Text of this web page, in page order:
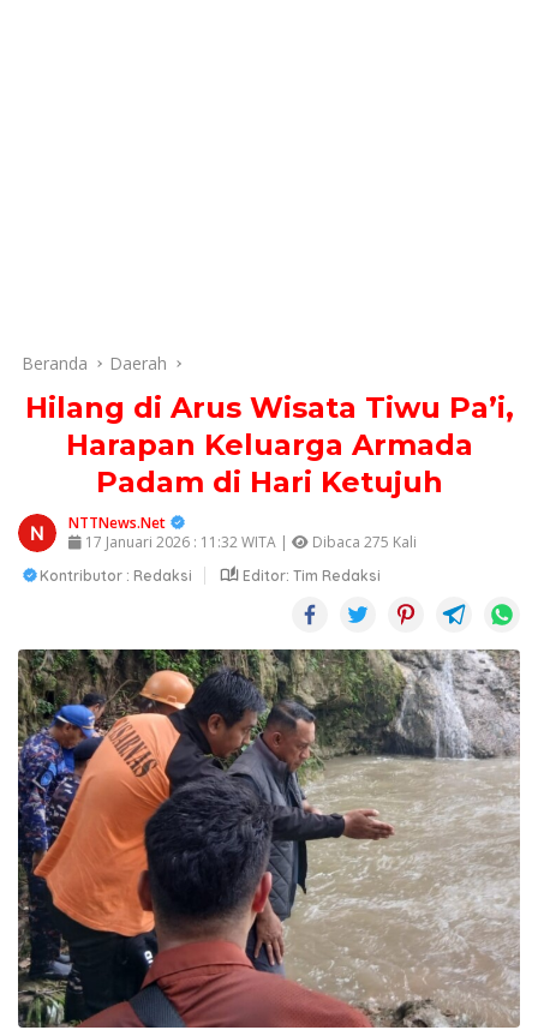
Beranda Daerah
Hilang di Arus Wisata Tiwu Pa’i,
Harapan Keluarga Armada
Padam di Hari Ketujuh
NTTNews.Net
17 Januari 2026 : 11:32 WITA |
Dibaca 275 Kali
Kontributor : Redaksi Editor: Tim Redaksi